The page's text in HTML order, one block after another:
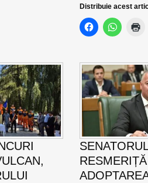
Distribuie acest